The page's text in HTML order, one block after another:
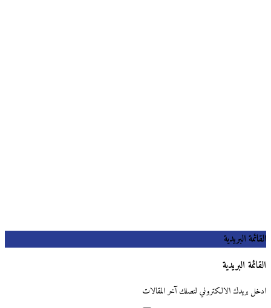
القائمة البريدية
القائمة البريدية
ادخل بريدك الالكتروني لتصلك آخر المقالات